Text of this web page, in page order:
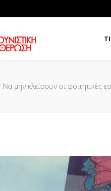
Να μην κλείσουν οι φοιτητικές